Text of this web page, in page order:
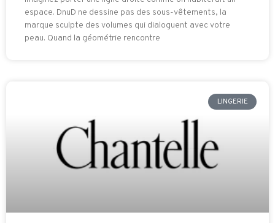
espace. DnuD ne dessine pas des sous-vêtements, la
marque sculpte des volumes qui dialoguent avec votre
peau. Quand la géométrie rencontre
LINGERIE